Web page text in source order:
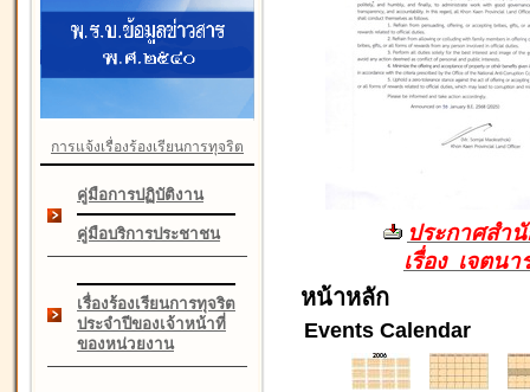
การแจ้งเรื่องร้องเรียนการทุจริต
คู่มือการปฏิบัติงาน
คู่มือบริการประชาชน
เรื่องร้องเรียนการทุจริต
ประจำปีของเจ้าหน้าที่
ของหน่วยงาน
ประกาศสำ
เรื่อง เจตน
หน้าหลัก
Events Calendar